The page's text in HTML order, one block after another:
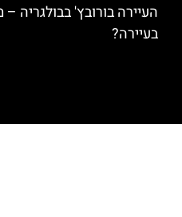
העיירה בורובץ' בבולגריה
בעיירה?